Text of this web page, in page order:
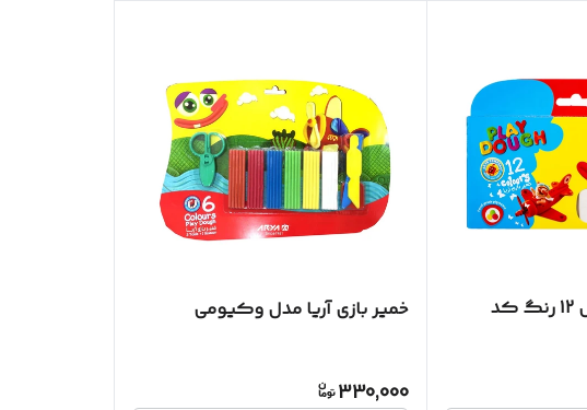
خمیر بازی آریا مدل 12 رنگ کد
خمیر بازی آریا مدل وکیومی
330,000